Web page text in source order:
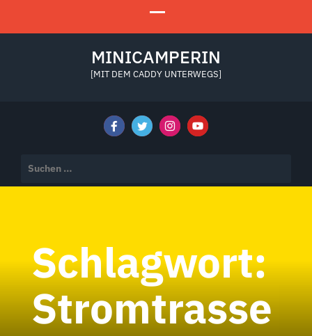
MINICAMPERIN
[MIT DEM CADDY UNTERWEGS]
nach:
Schlagwort:
Stromtrasse